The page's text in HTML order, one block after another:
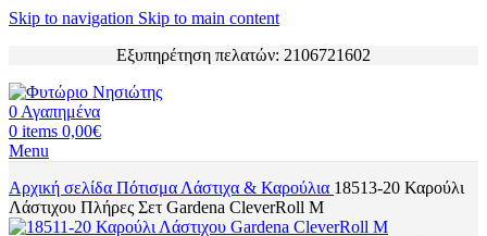
Skip to navigation Skip to main content
Εξυπηρέτηση πελατών: 2106721602
0 Αγαπημένα
0 items 0,00€
Menu
Αρχική σελίδα Πότισμα Λάστιχα & Καρούλια 18513-20 Καρούλι
Λάστιχου Πλήρες Σετ Gardena CleverRoll M